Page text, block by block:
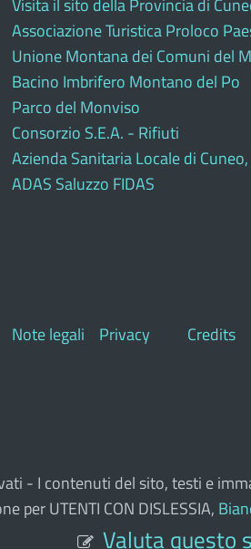
Visita il sito della Provincia di
Associazione Turistica Proloco
Unione Montana dei Comuni del
Bacino Imbrifero Montano del Po
Parco del Monviso
Consorzio S.E.A. - Rifiuti
Azienda Sanitaria Locale di
ADAS Saluzzo FIDAS
Note legali Privacy Credits
- I contenuti del sito, testi e
per UTENTI CON DISLESSIA,
Valuta questo